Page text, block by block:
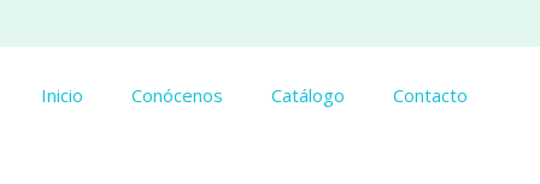
Inicio Conócenos Catálogo Contacto